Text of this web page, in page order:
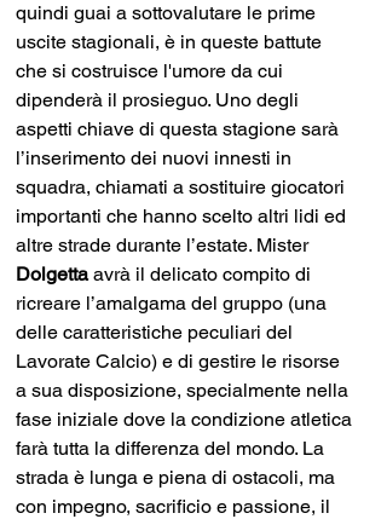
quindi guai a sottovalutare le prime
uscite stagionali, è in queste battute
che si costruisce l'umore da cui
dipenderà il prosieguo. Uno degli
aspetti chiave di questa stagione sarà
l’inserimento dei nuovi innesti in
squadra, chiamati a sostituire giocatori
importanti che hanno scelto altri lidi ed
altre strade durante l’estate. Mister
Dolgetta avrà il delicato compito di
ricreare l’amalgama del gruppo (una
delle caratteristiche peculiari del
Lavorate Calcio) e di gestire le risorse
a sua disposizione, specialmente nella
fase iniziale dove la condizione atletica
farà tutta la differenza del mondo. La
strada è lunga e piena di ostacoli, ma
con impegno, sacrificio e passione, il